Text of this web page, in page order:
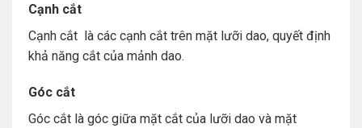
Cạnh cắt
Cạnh cắt là các cạnh cắt trên mặt lưỡi dao, quyết định
khả năng cắt của mảnh dao.
Góc cắt
Góc cắt là góc giữa mặt cắt của lưỡi dao và mặt